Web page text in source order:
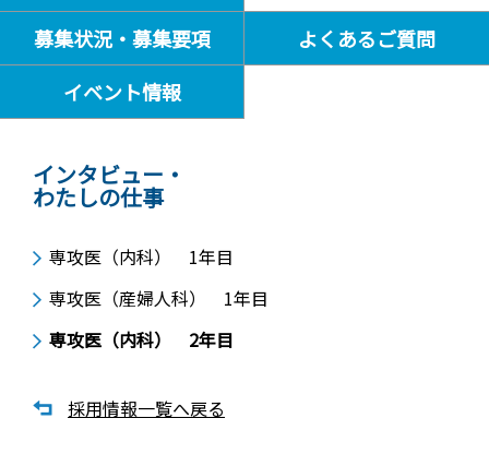
募集状況・募集要項
よくあるご質問
イベント情報
インタビュー・
わたしの仕事
専攻医（内科） 1年目
専攻医（産婦人科） 1年目
専攻医（内科） 2年目
採用情報一覧へ戻る